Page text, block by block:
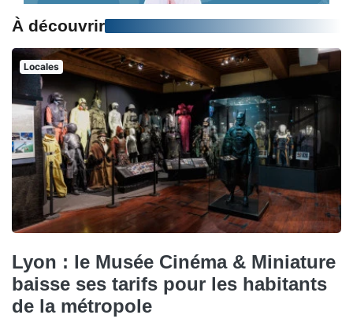
À découvrir
Locales
Lyon : le Musée Cinéma & Miniature
baisse ses tarifs pour les habitants
de la métropole